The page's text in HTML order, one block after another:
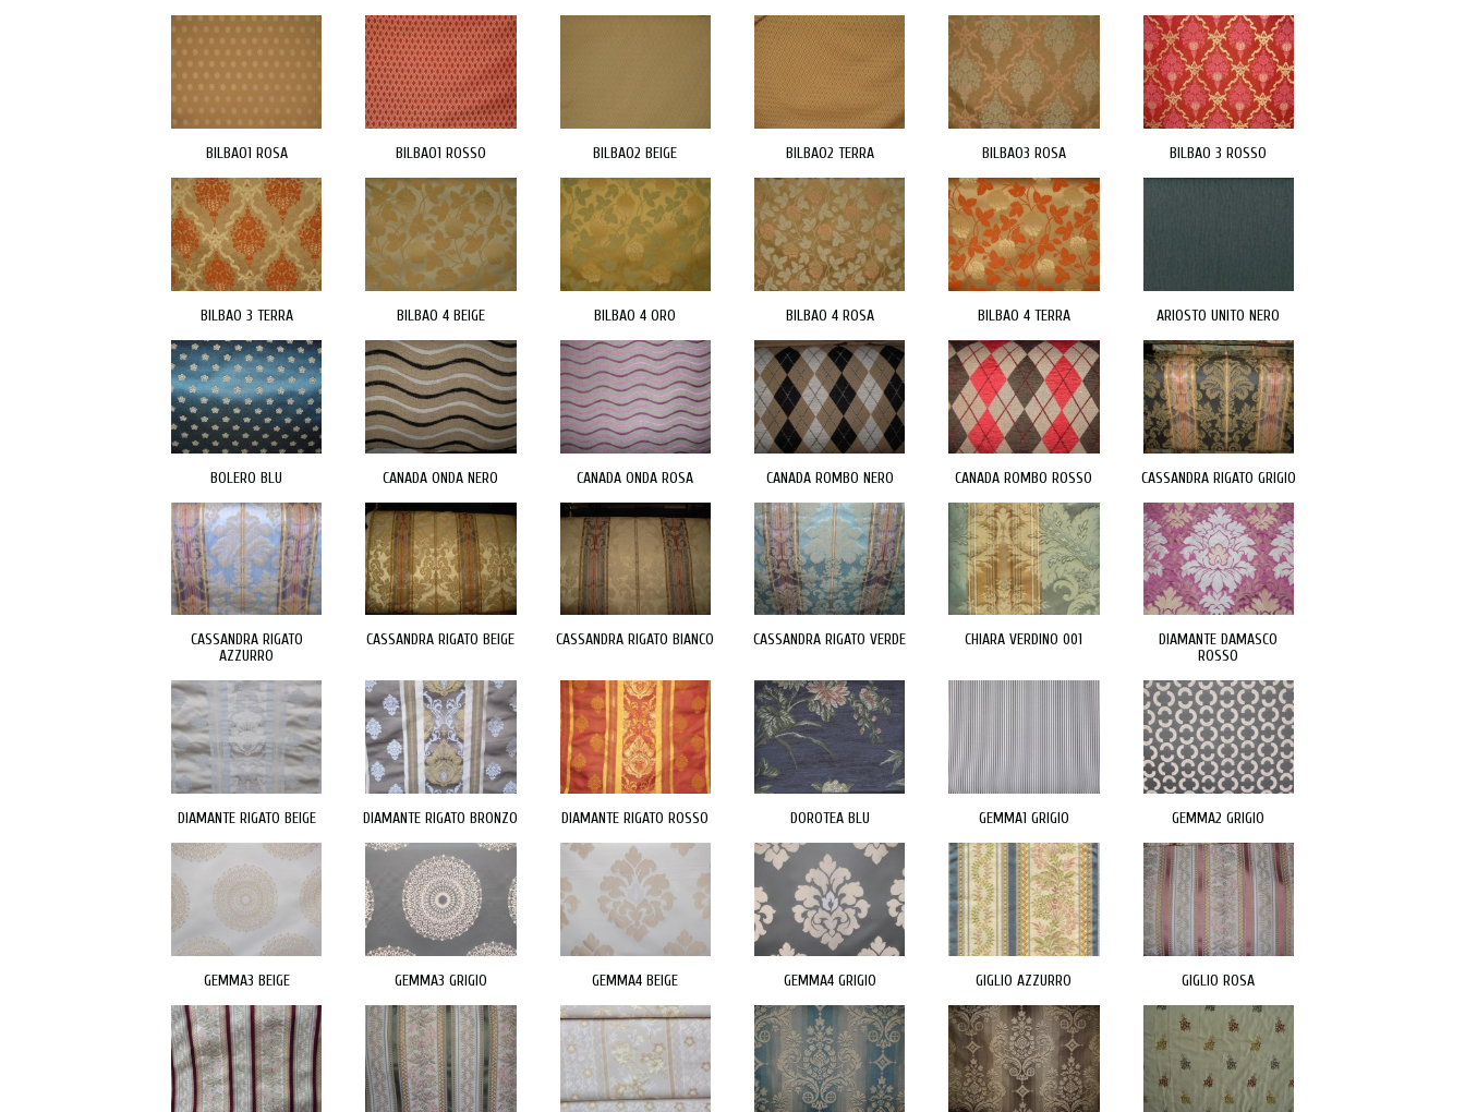
BILBAO1 ROSA BILBAO1 ROSSO BILBAO2 BEIGE BILBAO2 TERRA BILBAO3 ROSA BILBAO 3 ROSSO
BILBAO 3 TERRA BILBAO 4 BEIGE BILBAO 4 ORO BILBAO 4 ROSA BILBAO 4 TERRA ARIOSTO UNITO NERO
BOLERO BLU CANADA ONDA NERO CANADA ONDA ROSA CANADA ROMBO NERO CANADA ROMBO ROSSO CASSANDRA RIGATO GRIGIO
CASSANDRA RIGATO
AZZURRO
CASSANDRA RIGATO BEIGE CASSANDRA RIGATO BIANCO CASSANDRA RIGATO VERDE CHIARA VERDINO 001
DIAMANTE DAMASCO
ROSSO
DIAMANTE RIGATO BEIGE DIAMANTE RIGATO BRONZO DIAMANTE RIGATO ROSSO DOROTEA BLU GEMMA1 GRIGIO GEMMA2 GRIGIO
GEMMA3 BEIGE GEMMA3 GRIGIO GEMMA4 BEIGE GEMMA4 GRIGIO GIGLIO AZZURRO GIGLIO ROSA